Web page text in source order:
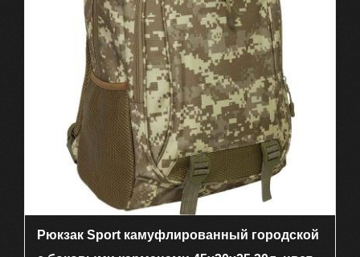
Рюкзак Sport камуфлированный городской